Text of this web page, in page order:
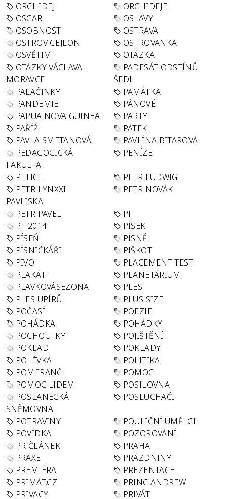
ORCHIDEJ
ORCHIDEJE
OSCAR
OSLAVY
OSOBNOST
OSTRAVA
OSTROV CEJLON
OSTROVANKA
OSVĚTIM
OTÁZKA
OTÁZKY VÁCLAVA
MORAVCE
PADESÁT ODSTÍNŮ
ŠEDI
PALAČINKY
PAMÁTKA
PANDEMIE
PÁNOVÉ
PAPUA NOVA GUINEA
PARTY
PAŘÍŽ
PÁTEK
PAVLA SMETANOVÁ
PAVLÍNA BITAROVÁ
PEDAGOGICKÁ
FAKULTA
PENÍZE
PETICE
PETR LUDWIG
PETR LYNXXI
PAVLISKA
PETR NOVÁK
PETR PAVEL
PF
PF 2014
PÍSEK
PÍSEŇ
PÍSNĚ
PÍSNIČKÁŘI
PIŠKOT
PIVO
PLACEMENT TEST
PLAKÁT
PLANETÁRIUM
PLAVKOVÁSEZONA
PLES
PLES UPÍRŮ
PLUS SIZE
POČASÍ
POEZIE
POHÁDKA
POHÁDKY
POCHOUTKY
POJIŠTĚNÍ
POKLAD
POKLADY
POLÉVKA
POLITIKA
POMERANČ
POMOC
POMOC LIDEM
POSILOVNA
POSLANECKÁ
SNĚMOVNA
POSLUCHAČI
POTRAVINY
POULIČNÍ UMĚLCI
POVÍDKA
POZOROVÁNÍ
PR ČLÁNEK
PRAHA
PRAXE
PRÁZDNINY
PREMIÉRA
PREZENTACE
PRIMÁT.CZ
PRINC ANDREW
PRIVACY
PRIVÁT